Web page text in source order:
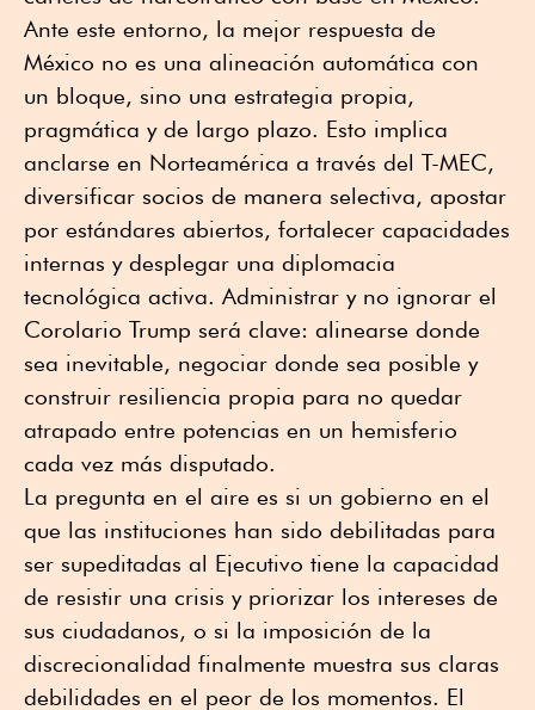
Ante este entorno, la mejor respuesta de
México no es una alineación automática con
un bloque, sino una estrategia propia,
pragmática y de largo plazo. Esto implica
anclarse en Norteamérica a través del T-MEC,
diversificar socios de manera selectiva, apostar
por estándares abiertos, fortalecer capacidades
internas y desplegar una diplomacia
tecnológica activa. Administrar y no ignorar el
Corolario Trump será clave: alinearse donde
sea inevitable, negociar donde sea posible y
construir resiliencia propia para no quedar
atrapado entre potencias en un hemisferio
cada vez más disputado.
La pregunta en el aire es si un gobierno en el
que las instituciones han sido debilitadas para
ser supeditadas al Ejecutivo tiene la capacidad
de resistir una crisis y priorizar los intereses de
sus ciudadanos, o si la imposición de la
discrecionalidad finalmente muestra sus claras
debilidades en el peor de los momentos. El